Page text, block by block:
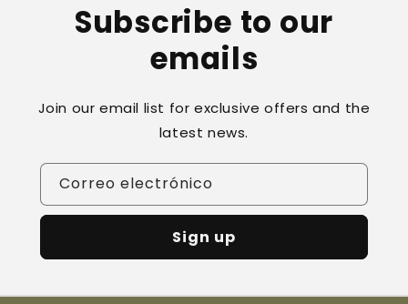
Subscribe to our
emails
Join our email list for exclusive offers and the
latest news.
Correo electrónico
Sign up